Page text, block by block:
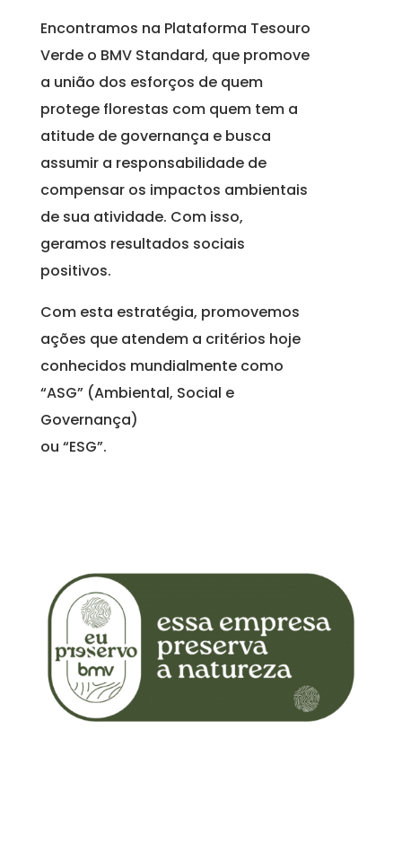
Encontramos na Plataforma Tesouro
Verde o BMV Standard, que promove
a união dos esforços de quem
protege florestas com quem tem a
atitude de governança e busca
assumir a responsabilidade de
compensar os impactos ambientais
de sua atividade. Com isso,
geramos resultados sociais
positivos.
Com esta estratégia, promovemos
ações que atendem a critérios hoje
conhecidos mundialmente como
“ASG” (Ambiental, Social e
Governança)
ou “ESG”.